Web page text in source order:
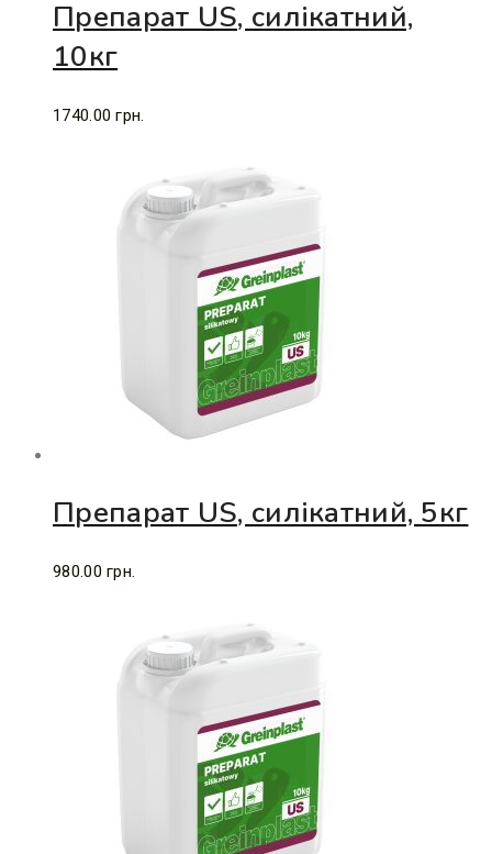
Препарат US, силікатний,
10кг
1740.00 грн.
Препарат US, силікатний, 5кг
980.00 грн.